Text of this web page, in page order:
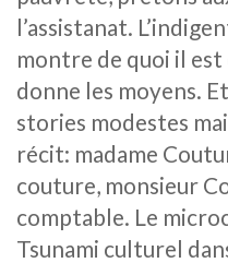
l’assistanat.
montre de quoi il est
donne les moyens.
stories modestes
récit: madame
couture, monsieur
comptable. Le
Tsunami culturel